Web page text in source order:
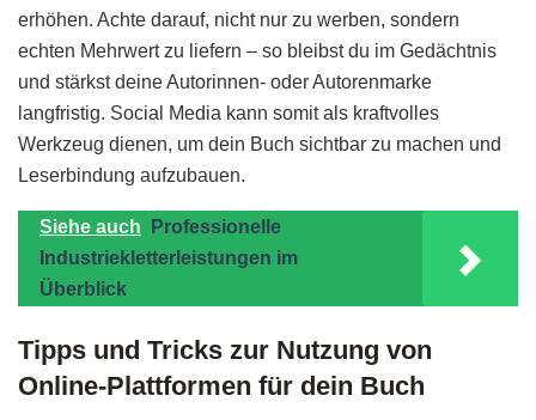
erhöhen. Achte darauf, nicht nur zu werben, sondern
echten Mehrwert zu liefern – so bleibst du im Gedächtnis
und stärkst deine Autorinnen- oder Autorenmarke
langfristig. Social Media kann somit als kraftvolles
Werkzeug dienen, um dein Buch sichtbar zu machen und
Leserbindung aufzubauen.
Siehe auch
Professionelle
Industriekletterleistungen im
Überblick
Tipps und Tricks zur Nutzung von
Online-Plattformen für dein Buch